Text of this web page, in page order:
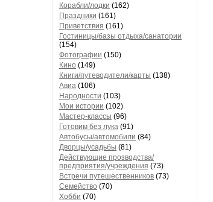
Корабли/лодки (162)
Праздники (161)
Приветствия (161)
Гостиницы/базы отдыха/санатории
(154)
Фотографии (150)
Кино (149)
Книги/путеводители/карты (138)
Авиа (106)
Народности (103)
Мои истории (102)
Мастер-классы (96)
Готовим без лука (91)
Автобусы/автомобили (84)
Дворцы/усадьбы (81)
Действующие прозводства/
предприятия/учреждения (73)
Встречи путешественников (73)
Семейство (70)
Хобби (70)